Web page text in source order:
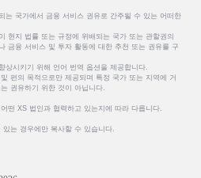
는 국가에서 금융 서비스 권유로 간주될 수 있는 어떠한
현지 법률 또는 규정에 위배되는 국가 또는 관할권의
금융 서비스 및 투자 활동에 대한 추천 또는 권유를 구
상시키기 위해 언어 번역 옵션을 제공합니다.
편의 목적으로만 제공되며 특정 국가 또는 지역에 거
권유하기 위한 것이 아닙니다.
떤 XS 법인과 협력하고 있는지에 따라 다릅니다.
는 경우에만 복사할 수 있습니다.